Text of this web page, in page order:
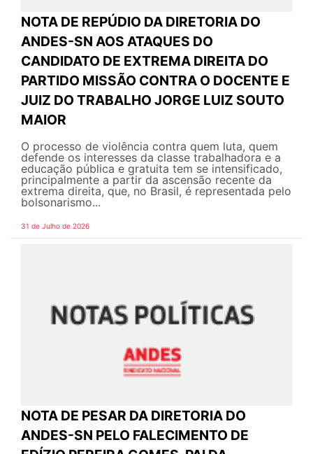
NOTA DE REPÚDIO DA DIRETORIA DO
ANDES-SN AOS ATAQUES DO
CANDIDATO DE EXTREMA DIREITA DO
PARTIDO MISSÃO CONTRA O DOCENTE E
JUIZ DO TRABALHO JORGE LUIZ SOUTO
MAIOR
O processo de violência contra quem luta, quem
defende os interesses da classe trabalhadora e a
educação pública e gratuita tem se intensificado,
principalmente a partir da ascensão recente da
extrema direita, que, no Brasil, é representada pelo
bolsonarismo...
31 de Julho de 2026
NOTA DE PESAR DA DIRETORIA DO
ANDES-SN PELO FALECIMENTO DE